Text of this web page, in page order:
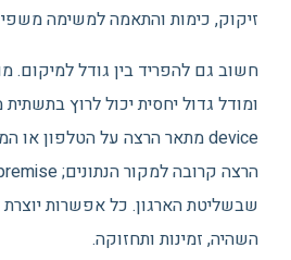
זיקוק, כימות והתאמה למשימה
חשוב גם להפריד בין גודל למיקום.
שבשליטת הארגון. כל אפשרות יוצרת
השהיה, זמינות ותחזוקה.